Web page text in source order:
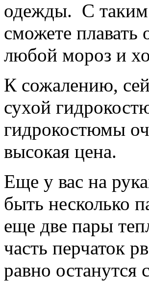
одежды. С
сможете плавать
любой мороз и
К сожалению,
сухой
гидрокостюмы
высокая цена.
Еще у вас на
быть несколько
еще две пары
часть перчаток
равно останутся